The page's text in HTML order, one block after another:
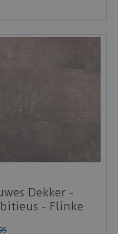
Dekker -
- Flinke